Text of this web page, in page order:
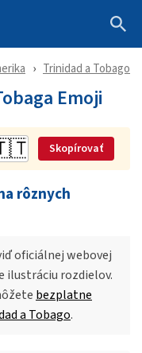
Trinidad a Tobago
Emoji
Skopírovať
rôznych
oficiálnej webovej
ilustráciu rozdielov.
bezplatne
a Tobago.